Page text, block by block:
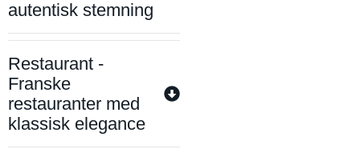
autentisk stemning
Restaurant -
Franske
restauranter med
klassisk elegance